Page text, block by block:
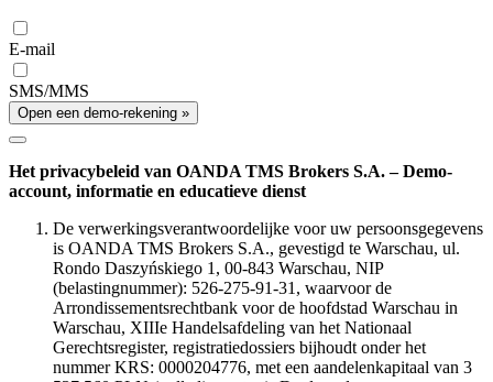
E-mail
SMS/MMS
Open een demo-rekening »
Het privacybeleid van OANDA TMS Brokers S.A. – Demo-
account, informatie en educatieve dienst
De verwerkingsverantwoordelijke voor uw persoonsgegevens
is OANDA TMS Brokers S.A., gevestigd te Warschau, ul.
Rondo Daszyńskiego 1, 00-843 Warschau, NIP
(belastingnummer): 526-275-91-31, waarvoor de
Arrondissementsrechtbank voor de hoofdstad Warschau in
Warschau, XIIIe Handelsafdeling van het Nationaal
Gerechtsregister, registratiedossiers bijhoudt onder het
nummer KRS: 0000204776, met een aandelenkapitaal van 3